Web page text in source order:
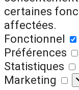
certaines
affectées.
Fonctionnel
Préférences
Statistiques
Marketing